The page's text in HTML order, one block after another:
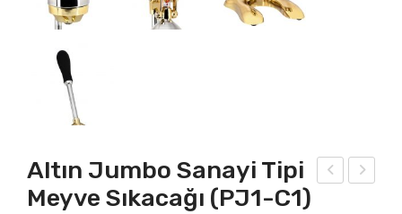
Altın Jumbo Sanayi Tipi
Meyve Sıkacağı (PJ1-C1)